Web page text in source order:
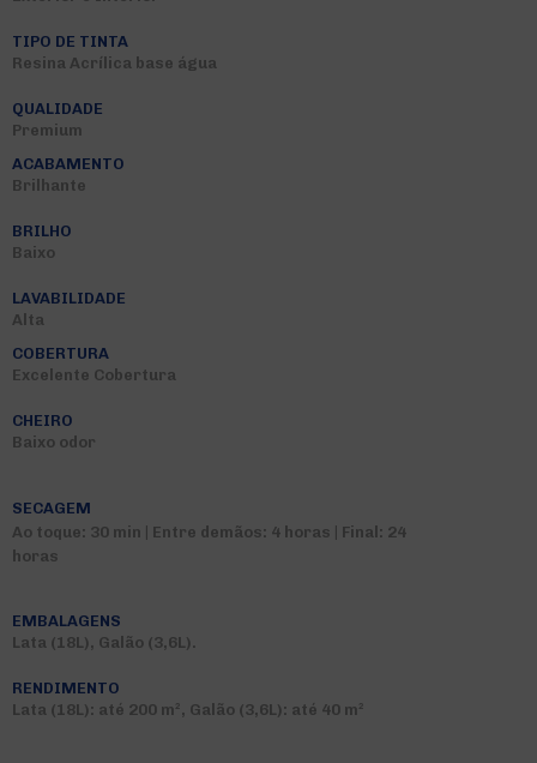
TIPO DE TINTA
Resina Acrílica base água
QUALIDADE
Premium
ACABAMENTO
Brilhante
BRILHO
Baixo
LAVABILIDADE
Alta
COBERTURA
Excelente Cobertura
CHEIRO
Baixo odor
SECAGEM
Ao toque: 30 min | Entre demãos: 4 horas | Final: 24
horas
EMBALAGENS
Lata (18L), Galão (3,6L).
RENDIMENTO
Lata (18L): até 200 m², Galão (3,6L): até 40 m²